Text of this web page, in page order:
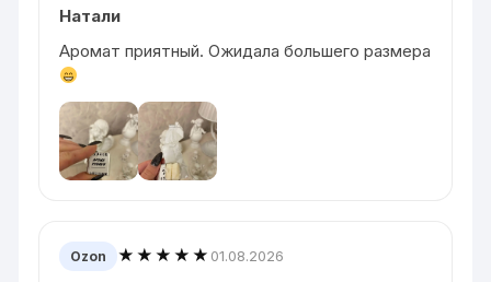
Натали
Аромат приятный. Ожидала большего размера
Ozon ★★★★★ 01.08.2026